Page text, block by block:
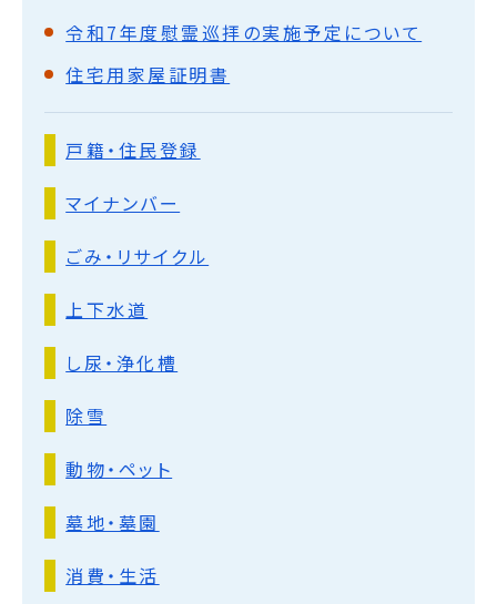
令和7年度慰霊巡拝の実施予定について
住宅用家屋証明書
戸籍・住民登録
マイナンバー
ごみ・リサイクル
上下水道
し尿・浄化槽
除雪
動物・ペット
墓地・墓園
消費・生活